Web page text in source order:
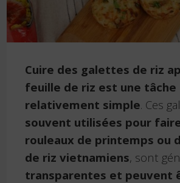
Cuire des galettes de riz
feuille de riz est une tâche
relativement simple. Ces
souvent utilisées pour
rouleaux de printemps ou
de riz vietnamiens, sont
transparentes et peuvent